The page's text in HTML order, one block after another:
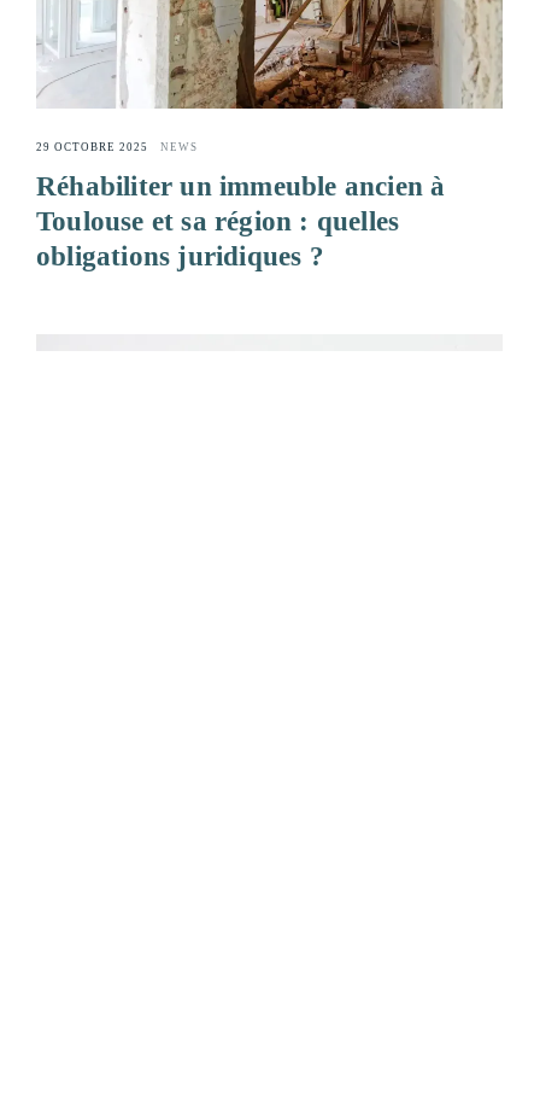
29 OCTOBRE 2025 NEWS
Réhabiliter un immeuble ancien à
Toulouse et sa région : quelles
obligations juridiques ?